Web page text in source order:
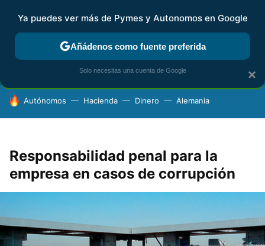
FISCALIDAD Y CONTABILIDAD KIT DIGITAL RENTA
HOY SE HABLA DE
Autónomos Hacienda Dinero Alemania
Responsabilidad penal para la
empresa en casos de corrupción
×
Ya puedes ver más de Pymes y Autonomos en Google
Añádenos como fuente preferida
Solo necesitas una cuenta de Google